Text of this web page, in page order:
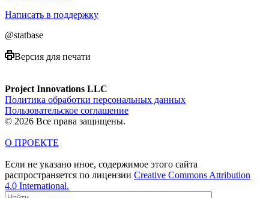
Написать в поддержку
@statbase
Версия для печати
Project Innovations LLC
Политика обработки персональных данных
Пользовательское соглашение
© 2026 Все права защищены.
О ПРОЕКТЕ
Если не указано иное, содержимое этого сайта
распространяется по лицензии Creative Commons Attribution
4.0 International.